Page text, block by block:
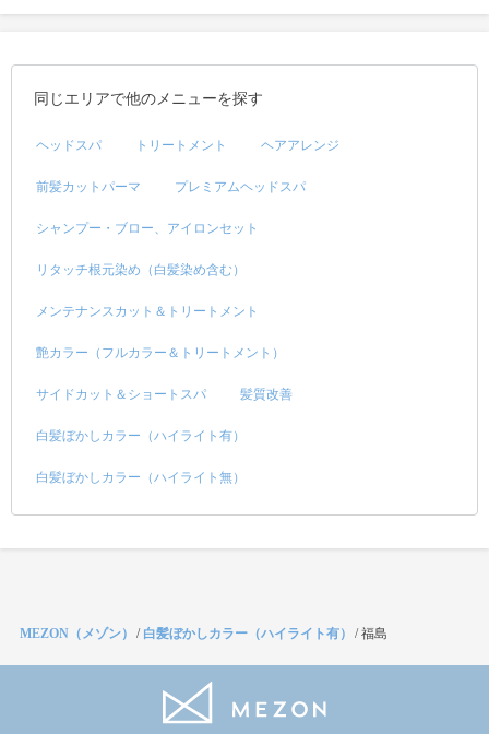
同じエリアで他のメニューを探す
ヘッドスパ トリートメント ヘアアレンジ
前髪カットパーマ プレミアムヘッドスパ
シャンプー・ブロー、アイロンセット
リタッチ根元染め（白髪染め含む）
メンテナンスカット＆トリートメント
艶カラー（フルカラー＆トリートメント）
サイドカット＆ショートスパ 髪質改善
白髪ぼかしカラー（ハイライト有）
白髪ぼかしカラー（ハイライト無）
MEZON（メゾン） / 白髪ぼかしカラー（ハイライト有） /福島